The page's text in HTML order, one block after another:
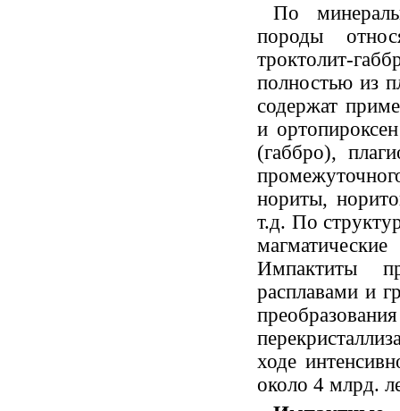
По
породы
троктолит-
полностью из
содержат
и
(габбро),
нориты,
т.д. По
Импактиты
расплавами и
ходе
около 4 млрд.